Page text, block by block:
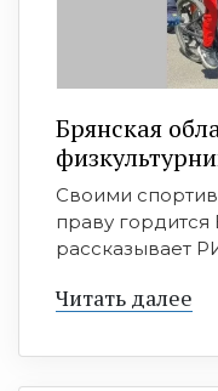
Брянская
Своими
праву гордится
рассказывает
Читать далее